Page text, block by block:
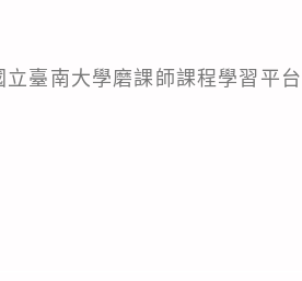
臺南大學磨課師課程學習平台